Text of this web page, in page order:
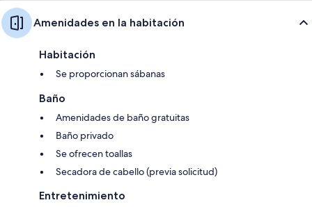
Amenidades en la habitación
Habitación
Se proporcionan sábanas
Baño
Amenidades de baño gratuitas
Baño privado
Se ofrecen toallas
Secadora de cabello (previa solicitud)
Entretenimiento